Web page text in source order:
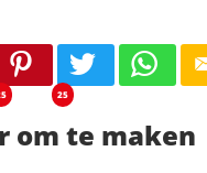
25
om te maken